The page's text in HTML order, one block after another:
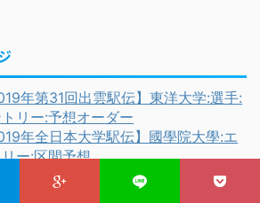
年第31回出雲駅伝】東洋大学:選手:
リー:予想オーダー
年全日本大学駅伝】國學院大學:エ
ー:区間予想
年度高校長距離選手の進路】